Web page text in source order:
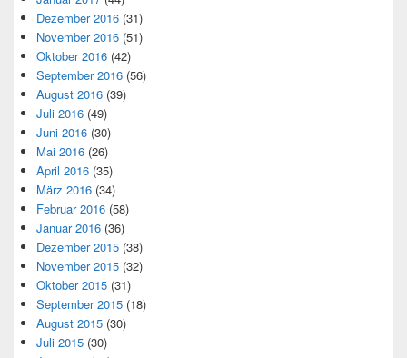
Dezember 2016 (31)
November 2016 (51)
Oktober 2016 (42)
September 2016 (56)
August 2016 (39)
Juli 2016 (49)
Juni 2016 (30)
Mai 2016 (26)
April 2016 (35)
März 2016 (34)
Februar 2016 (58)
Januar 2016 (36)
Dezember 2015 (38)
November 2015 (32)
Oktober 2015 (31)
September 2015 (18)
August 2015 (30)
Juli 2015 (30)